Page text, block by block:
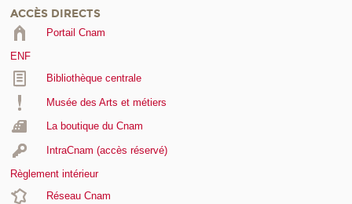
ACCÈS DIRECTS
Portail Cnam
ENF
Bibliothèque centrale
Musée des Arts et métiers
La boutique du Cnam
IntraCnam (accès réservé)
Règlement intérieur
Réseau Cnam